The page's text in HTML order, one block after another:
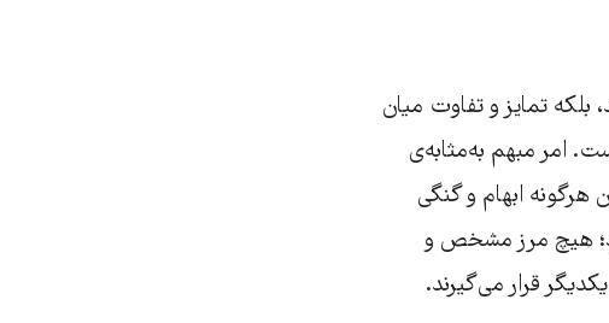
بلکه تمایز و تفاوت میان
امر مبهم به‌مثابه‌ی
ابهام و گنگی
هیچ مرز مشخص و
قرار می‌گیرند.